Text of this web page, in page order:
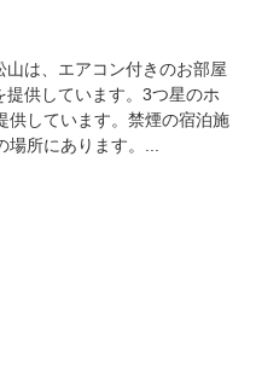
は、エアコン付きのお部屋
提供しています。3つ星のホ
供しています。禁煙の宿泊施
所にあります。...